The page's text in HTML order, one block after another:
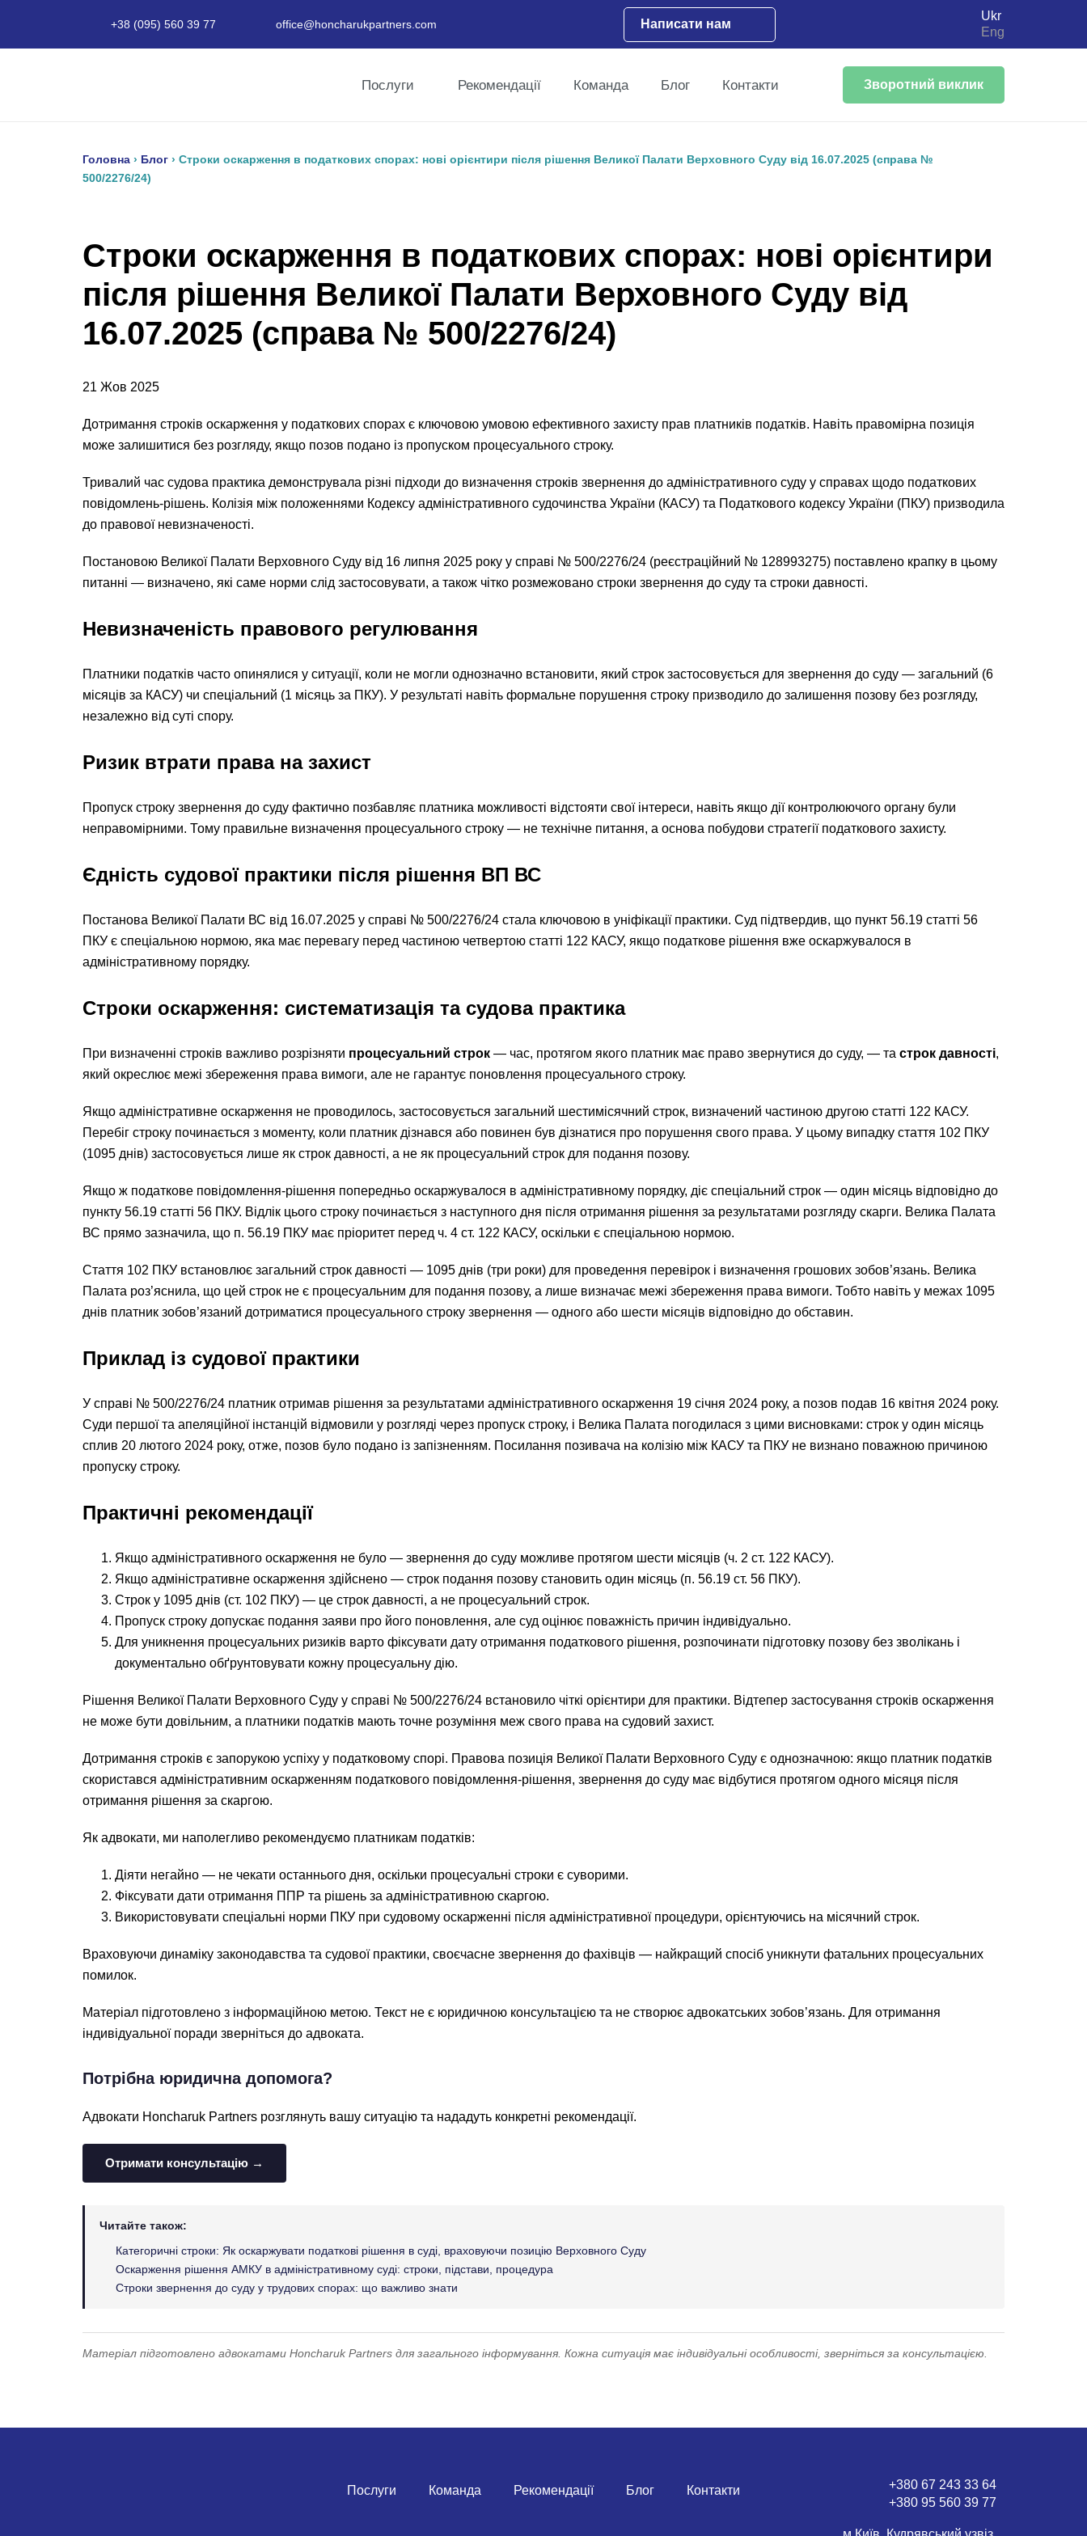
+38 (095) 560 39 77 office@honcharukpartners.com Написати нам
Ukr
Eng
Послуги Рекомендації Команда Блог Контакти Зворотний виклик
Головна › Блог › Строки оскарження в податкових спорах: нові орієнтири після рішення Великої Палати Верховного Суду від 16.07.2025 (справа №
500/2276/24)
Строки оскарження в податкових спорах: нові орієнтири
після рішення Великої Палати Верховного Суду від
16.07.2025 (справа № 500/2276/24)
21 Жов 2025
Дотримання строків оскарження у податкових спорах є ключовою умовою ефективного захисту прав платників податків. Навіть правомірна позиція
може залишитися без розгляду, якщо позов подано із пропуском процесуального строку.
Тривалий час судова практика демонструвала різні підходи до визначення строків звернення до адміністративного суду у справах щодо податкових
повідомлень-рішень. Колізія між положеннями Кодексу адміністративного судочинства України (КАСУ) та Податкового кодексу України (ПКУ) призводила
до правової невизначеності.
Постановою Великої Палати Верховного Суду від 16 липня 2025 року у справі № 500/2276/24 (реєстраційний № 128993275) поставлено крапку в цьому
питанні — визначено, які саме норми слід застосовувати, а також чітко розмежовано строки звернення до суду та строки давності.
Невизначеність правового регулювання
Платники податків часто опинялися у ситуації, коли не могли однозначно встановити, який строк застосовується для звернення до суду — загальний (6
місяців за КАСУ) чи спеціальний (1 місяць за ПКУ). У результаті навіть формальне порушення строку призводило до залишення позову без розгляду,
незалежно від суті спору.
Ризик втрати права на захист
Пропуск строку звернення до суду фактично позбавляє платника можливості відстояти свої інтереси, навіть якщо дії контролюючого органу були
неправомірними. Тому правильне визначення процесуального строку — не технічне питання, а основа побудови стратегії податкового захисту.
Єдність судової практики після рішення ВП ВС
Постанова Великої Палати ВС від 16.07.2025 у справі № 500/2276/24 стала ключовою в уніфікації практики. Суд підтвердив, що пункт 56.19 статті 56
ПКУ є спеціальною нормою, яка має перевагу перед частиною четвертою статті 122 КАСУ, якщо податкове рішення вже оскаржувалося в
адміністративному порядку.
Строки оскарження: систематизація та судова практика
При визначенні строків важливо розрізняти процесуальний строк — час, протягом якого платник має право звернутися до суду, — та строк давності,
який окреслює межі збереження права вимоги, але не гарантує поновлення процесуального строку.
Якщо адміністративне оскарження не проводилось, застосовується загальний шестимісячний строк, визначений частиною другою статті 122 КАСУ.
Перебіг строку починається з моменту, коли платник дізнався або повинен був дізнатися про порушення свого права. У цьому випадку стаття 102 ПКУ
(1095 днів) застосовується лише як строк давності, а не як процесуальний строк для подання позову.
Якщо ж податкове повідомлення-рішення попередньо оскаржувалося в адміністративному порядку, діє спеціальний строк — один місяць відповідно до
пункту 56.19 статті 56 ПКУ. Відлік цього строку починається з наступного дня після отримання рішення за результатами розгляду скарги. Велика Палата
ВС прямо зазначила, що п. 56.19 ПКУ має пріоритет перед ч. 4 ст. 122 КАСУ, оскільки є спеціальною нормою.
Стаття 102 ПКУ встановлює загальний строк давності — 1095 днів (три роки) для проведення перевірок і визначення грошових зобов’язань. Велика
Палата роз’яснила, що цей строк не є процесуальним для подання позову, а лише визначає межі збереження права вимоги. Тобто навіть у межах 1095
днів платник зобов’язаний дотриматися процесуального строку звернення — одного або шести місяців відповідно до обставин.
Приклад із судової практики
У справі № 500/2276/24 платник отримав рішення за результатами адміністративного оскарження 19 січня 2024 року, а позов подав 16 квітня 2024 року.
Суди першої та апеляційної інстанцій відмовили у розгляді через пропуск строку, і Велика Палата погодилася з цими висновками: строк у один місяць
сплив 20 лютого 2024 року, отже, позов було подано із запізненням. Посилання позивача на колізію між КАСУ та ПКУ не визнано поважною причиною
пропуску строку.
Практичні рекомендації
Якщо адміністративного оскарження не було — звернення до суду можливе протягом шести місяців (ч. 2 ст. 122 КАСУ).
Якщо адміністративне оскарження здійснено — строк подання позову становить один місяць (п. 56.19 ст. 56 ПКУ).
Строк у 1095 днів (ст. 102 ПКУ) — це строк давності, а не процесуальний строк.
Пропуск строку допускає подання заяви про його поновлення, але суд оцінює поважність причин індивідуально.
Для уникнення процесуальних ризиків варто фіксувати дату отримання податкового рішення, розпочинати підготовку позову без зволікань і
документально обґрунтовувати кожну процесуальну дію.
Рішення Великої Палати Верховного Суду у справі № 500/2276/24 встановило чіткі орієнтири для практики. Відтепер застосування строків оскарження
не може бути довільним, а платники податків мають точне розуміння меж свого права на судовий захист.
Дотримання строків є запорукою успіху у податковому спорі. Правова позиція Великої Палати Верховного Суду є однозначною: якщо платник податків
скористався адміністративним оскарженням податкового повідомлення-рішення, звернення до суду має відбутися протягом одного місяця після
отримання рішення за скаргою.
Як адвокати, ми наполегливо рекомендуємо платникам податків:
Діяти негайно — не чекати останнього дня, оскільки процесуальні строки є суворими.
Фіксувати дати отримання ППР та рішень за адміністративною скаргою.
Використовувати спеціальні норми ПКУ при судовому оскарженні після адміністративної процедури, орієнтуючись на місячний строк.
Враховуючи динаміку законодавства та судової практики, своєчасне звернення до фахівців — найкращий спосіб уникнути фатальних процесуальних
помилок.
Матеріал підготовлено з інформаційною метою. Текст не є юридичною консультацією та не створює адвокатських зобов’язань. Для отримання
індивідуальної поради зверніться до адвоката.
Потрібна юридична допомога?
Адвокати Honcharuk Partners розглянуть вашу ситуацію та нададуть конкретні рекомендації.
Отримати консультацію →
Читайте також:
Категоричні строки: Як оскаржувати податкові рішення в суді, враховуючи позицію Верховного Суду
Оскарження рішення АМКУ в адміністративному суді: строки, підстави, процедура
Строки звернення до суду у трудових спорах: що важливо знати
Матеріал підготовлено адвокатами Honcharuk Partners для загального інформування. Кожна ситуація має індивідуальні особливості, зверніться за консультацією.
Послуги Команда Рекомендації Блог Контакти
+380 67 243 33 64
+380 95 560 39 77